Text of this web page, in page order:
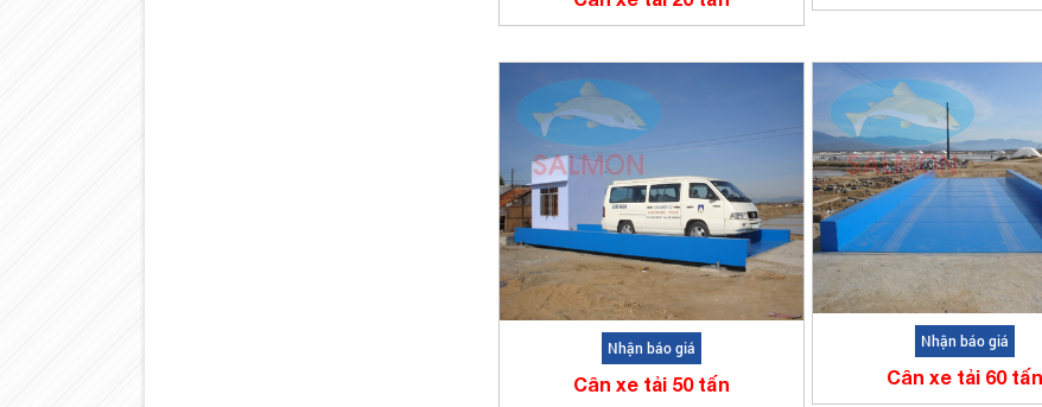
Nhận báo giá
Cân xe tải 50 tấn
Nhận báo giá
Cân xe tải 60 tấn